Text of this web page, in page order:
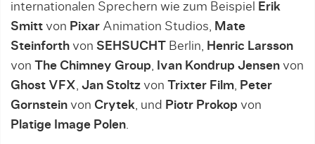
internationalen Sprechern wie zum Beispiel
Erik
Smitt von Pixar Animation Studios, Mate
Steinforth von SEHSUCHT Berlin, Henric Larsson
von The Chimney Group, Ivan Kondrup Jensen von
Ghost VFX, Jan Stoltz von Trixter Film, Peter
Gornstein von Crytek, und Piotr Prokop von
Platige Image Polen.